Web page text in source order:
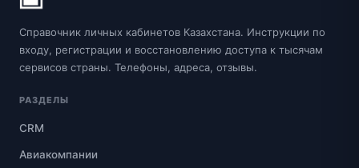
Справочник личных кабинетов Казахстана. Инструкции по
входу, регистрации и восстановлению доступа к тысячам
сервисов страны. Телефоны, адреса, отзывы.
РАЗДЕЛЫ
CRM
Авиакомпании